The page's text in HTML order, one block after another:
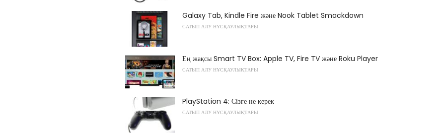
Galaxy Tab, Kindle Fire және Nook Tablet Smackdown
САТЫП АЛУ НҰСҚАУЛЫҚТАРЫ
Ең жақсы Smart TV Box: Apple TV, Fire TV және Roku Player
САТЫП АЛУ НҰСҚАУЛЫҚТАРЫ
PlayStation 4: Сізге не керек
САТЫП АЛУ НҰСҚАУЛЫҚТАРЫ